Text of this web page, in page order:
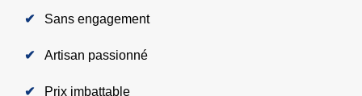
Sans engagement
Artisan passionné
Prix imbattable